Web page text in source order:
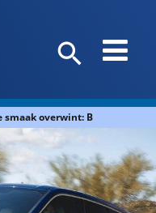
smaak overwint: BMW XM